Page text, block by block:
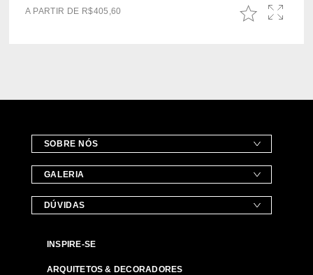
A PARTIR DE R$405,60
SOBRE NÓS
GALERIA
DÚVIDAS
INSPIRE-SE
ARQUITETOS & DECORADORES